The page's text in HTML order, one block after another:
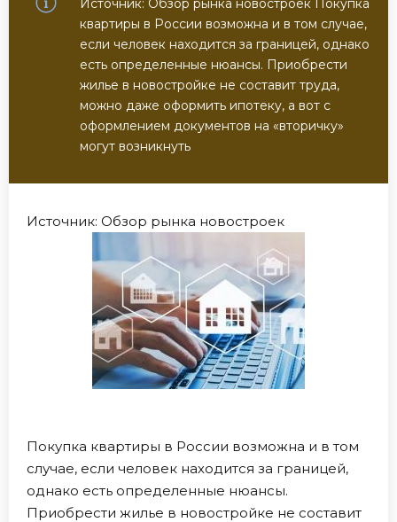
Источник: Обзор рынка новостроек Покупка
квартиры в России возможна и в том случае,
если человек находится за границей, однако
есть определенные нюансы. Приобрести
жилье в новостройке не составит труда,
можно даже оформить ипотеку, а вот с
оформлением документов на «вторичку»
могут возникнуть
Источник: Обзор рынка новостроек
Покупка квартиры в России возможна и в том
случае, если человек находится за границей,
однако есть определенные нюансы.
Приобрести жилье в новостройке не составит